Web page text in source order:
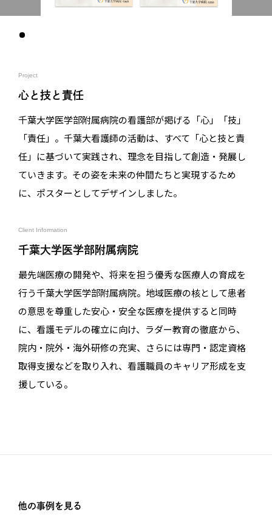
Project
心と技と責任
千葉大学医学部附属病院の看護部が掲げる「心」「技」
「責任」。千葉大看護師の活動は、すべて「心と技と責
任」に基づいて実践され、理念を目指して創造・発展し
ていきます。その姿を未来の仲間たちと実現するため
に、ポスターとしてデザインしました。
Client Information
千葉大学医学部附属病院
最先端医療の開発や、将来を担う優秀な医療人の育成を
行う千葉大学医学部附属病院。地域医療の核として患者
の意思を尊重した安心・安全な医療を提供すると同時
に、看護モデルの確立に向け、ラダー教育の徹底から、
院内・院外・海外研修の充実、さらには専門・認定資格
取得支援などを取り入れ、看護職員のキャリア形成を支
援している。
他の事例を見る